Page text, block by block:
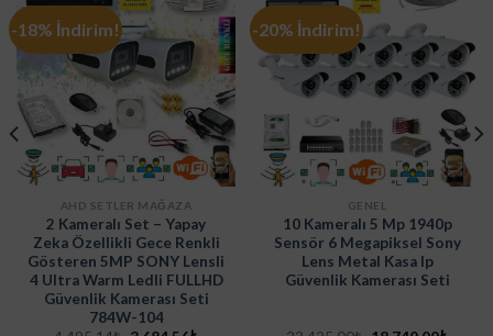
-18% İndirim!
AHD SETLER MAĞAZA
2 Kameralı Set – Yapay
Zeka Özellikli Gece Renkli
Gösteren 5MP SONY Lensli
4 Ultra Warm Ledli FULLHD
Güvenlik Kamerası Seti
784W-104
-20% İndirim!
GENEL
10 Kameralı 5 Mp 1940p
Sensör 6 Megapiksel Sony
Lens Metal Kasa Ip
Güvenlik Kamerası Seti